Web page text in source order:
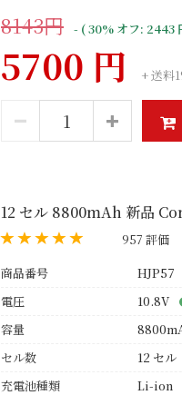
8143円 - ( 30% オフ: 2443
5700 円 + 送料
12 セル 8800mAh 新品
957 評価
商品番号
HJP57
電圧
10.8V
容量
セル数
12 セル
充電池種類
Li-ion